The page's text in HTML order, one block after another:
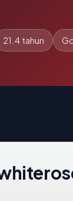
21.4 tahun